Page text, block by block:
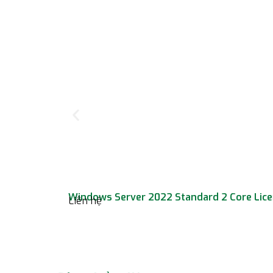
Windows Server 2022 Standard 2 Core
Liên hệ